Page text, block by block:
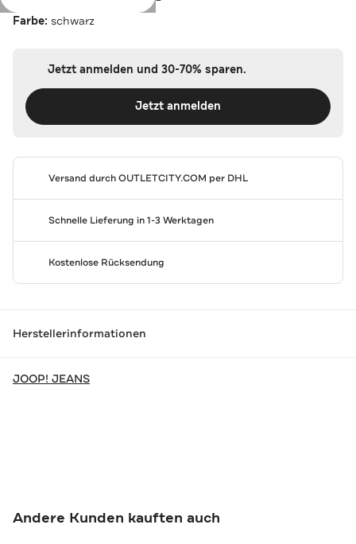
Farbe: schwarz
Jetzt anmelden und 30-70% sparen.
Jetzt anmelden
Versand durchOUTLETCITY.COM per DHL
Schnelle Lieferung in 1-3 Werktagen
Kostenlose Rücksendung
Herstellerinformationen
JOOP! JEANS
Andere Kunden kauften auch